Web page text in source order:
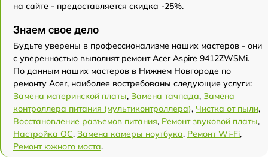
на сайте - предоставляется скидка -25%.
Знаем свое дело
Будьте уверены в профессионализме наших мастеров - они
с уверенностью выполнят ремонт Acer Aspire 9412ZWSMi.
По данным наших мастеров в Нижнем Новгороде по
ремонту Acer, наиболее востребованы следующие услуги:
Замена материнской платы, Замена тачпада, Замена
контроллера питания (мультиконтроллера), Чистка от пыли,
Восстановление разъемов питания, Ремонт звуковой платы,
Настройка ОС, Замена камеры ноутбука, Ремонт Wi-Fi,
Ремонт южного моста.